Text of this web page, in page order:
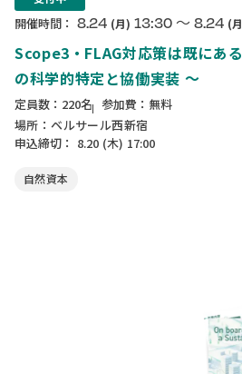
開催時間： 8.24 (月) 13:30 〜 8.24 (
Scope3・FLAG対応策は既にあ
の科学的特定と協働実装 ～
定員数：220名 参加費：無料
場所：ベルサール西新宿
申込締切： 8.20 (木) 17:00
自然資本